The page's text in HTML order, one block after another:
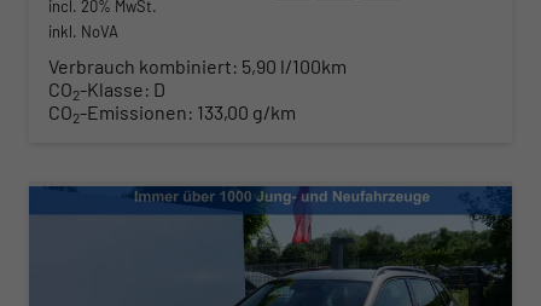
incl. 20% MwSt.
inkl. NoVA
Verbrauch kombiniert: 5,90 l/100km
CO2-Klasse: D
CO2-Emissionen: 133,00 g/km